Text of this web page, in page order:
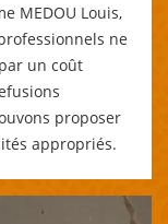
MEDOU Louis,
ne
un coût
proposer
appropriés.